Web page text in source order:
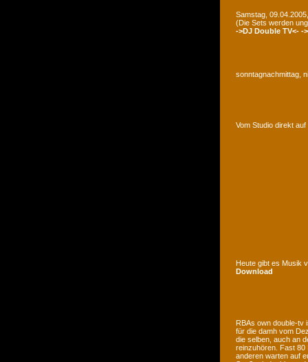
Samstag,
(Die Sets werden
->DJ Double TV<- -
sonntagnachmittag,
Vom Studio direkt
Heute gibt es Musik
Download
RBAs own double-tv
für die damh vom
die selben, auch an
reinzuhören. Fast 80
anderen warten auf